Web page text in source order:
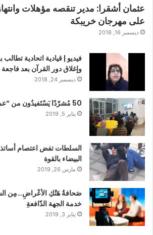
عثمان أشقرا: مدير تنقصه مؤهلات
على مهرجان خريبكة
ديسمبر 16, 2018
فيديو | قيادية اتحادية
وإغلاق دور القرآن بعد
ديسمبر 24, 2018
50 مُشرّدًا يَسْتَفيدُون من “عملية دفء” بخريبكة
يناير 5, 2019
السلطات تفض اعتصام أساتذة
البيضاء بالقوة
مارس 26, 2019
صَحافةُ هَتْكِ الأعْراضِ…مِن
خدمة الجهة الدّافعةِ
يناير 3, 2019